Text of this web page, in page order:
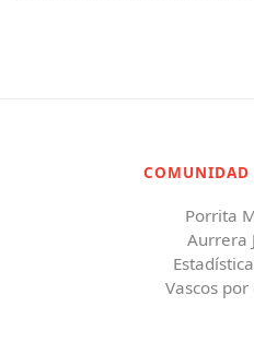
COMUNIDAD
Porrita
Aurrera
Vascos